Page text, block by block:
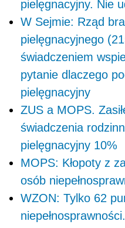
pielęgnacyjny. Nie
W Sejmie: Rząd
pielęgnacyjnego
świadczeniem
pytanie dlaczego
pielęgnacyjny
ZUS a MOPS.
świadczenia
pielęgnacyjny 10%
MOPS: Kłopoty z
osób
WZON: Tylko 62